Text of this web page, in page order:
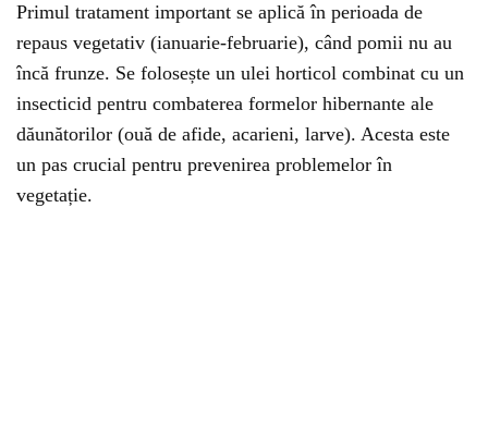
Primul tratament important se aplică în perioada de
repaus vegetativ (ianuarie-februarie), când pomii nu au
încă frunze. Se folosește un ulei horticol combinat cu un
insecticid pentru combaterea formelor hibernante ale
dăunătorilor (ouă de afide, acarieni, larve). Acesta este
un pas crucial pentru prevenirea problemelor în
vegetație.